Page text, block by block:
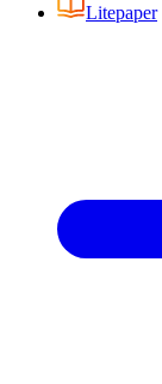
Litepaper